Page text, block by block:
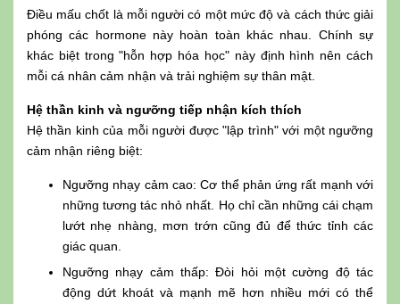
Điều mấu chốt là mỗi người có một mức độ và cách thức giải
phóng các hormone này hoàn toàn khác nhau. Chính sự
khác biệt trong "hỗn hợp hóa học" này định hình nên cách
mỗi cá nhân cảm nhận và trải nghiệm sự thân mật.
Hệ thần kinh và ngưỡng tiếp nhận kích thích
Hệ thần kinh của mỗi người được "lập trình" với một ngưỡng
cảm nhận riêng biệt:
Ngưỡng nhạy cảm cao: Cơ thể phản ứng rất mạnh với
những tương tác nhỏ nhất. Họ chỉ cần những cái chạm
lướt nhẹ nhàng, mơn trớn cũng đủ để thức tỉnh các
giác quan.
Ngưỡng nhạy cảm thấp: Đòi hỏi một cường độ tác
động dứt khoát và mạnh mẽ hơn nhiều mới có thể